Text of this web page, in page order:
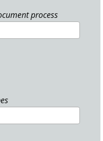
process